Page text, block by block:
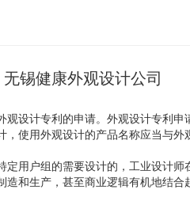
无锡健康外观设计公司
设计专利的申请。外观设计专利
使用外观设计的产品名称应当与
用户组的需要设计的，工业设计
和生产，甚至商业逻辑有机地结合